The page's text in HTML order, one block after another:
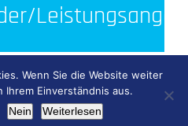
Wenn Sie die Website weiter
Einverständnis aus.
Nein Weiterlesen